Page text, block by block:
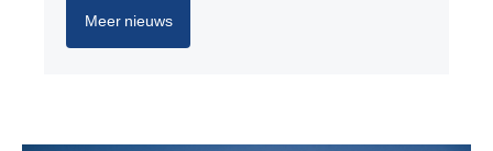
Meer nieuws